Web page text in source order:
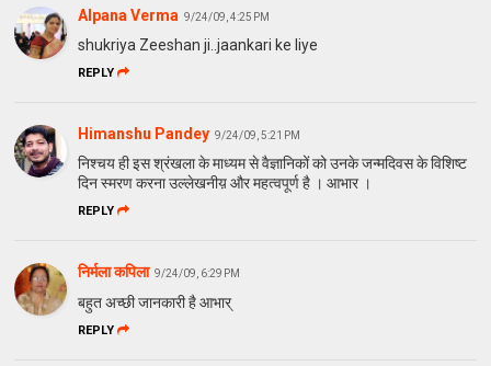
Alpana Verma 9/24/09, 4:25 PM
shukriya Zeeshan ji..jaankari ke liye
REPLY
Himanshu Pandey 9/24/09, 5:21 PM
निश्चय ही इस श्रंखला के माध्यम से वैज्ञानिकों को उनके जन्मदिवस के विशिष्ट
दिन स्मरण करना उल्लेखनीय़ और महत्वपूर्ण है । आभार ।
REPLY
निर्मला कपिला 9/24/09, 6:29 PM
बहुत अच्छी जानकारी है आभार्
REPLY